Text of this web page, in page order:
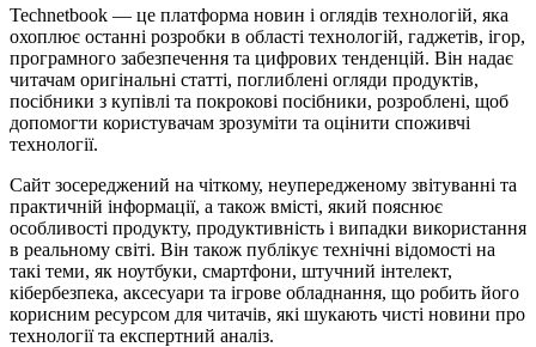
Technetbook — це платформа новин і оглядів технологій, яка
охоплює останні розробки в області технологій, гаджетів, ігор,
програмного забезпечення та цифрових тенденцій. Він надає
читачам оригінальні статті, поглиблені огляди продуктів,
посібники з купівлі та покрокові посібники, розроблені, щоб
допомогти користувачам зрозуміти та оцінити споживчі
технології.
Сайт зосереджений на чіткому, неупередженому звітуванні та
практичній інформації, а також вмісті, який пояснює
особливості продукту, продуктивність і випадки використання
в реальному світі. Він також публікує технічні відомості на
такі теми, як ноутбуки, смартфони, штучний інтелект,
кібербезпека, аксесуари та ігрове обладнання, що робить його
корисним ресурсом для читачів, які шукають чисті новини про
технології та експертний аналіз.